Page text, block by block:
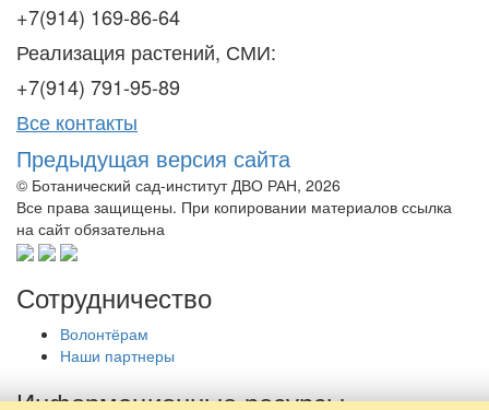
+7(914) 169-86-64
Реализация растений, СМИ:
+7(914) 791-95-89
Все контакты
Предыдущая версия сайта
© Ботанический сад-институт ДВО РАН, 2026
Все права защищены. При копировании материалов ссылка
на сайт обязательна
Сотрудничество
Волонтёрам
Наши партнеры
Информационные ресурсы